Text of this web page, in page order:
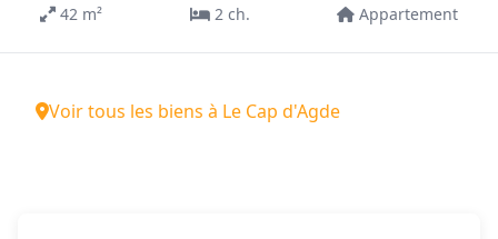
42 m²
2 ch. Appartement
Voir tous les biens à Le Cap d'Agde